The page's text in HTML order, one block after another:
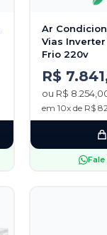
Ar
Vias
Frio 220v
R$
ou R$
em 10x de R$